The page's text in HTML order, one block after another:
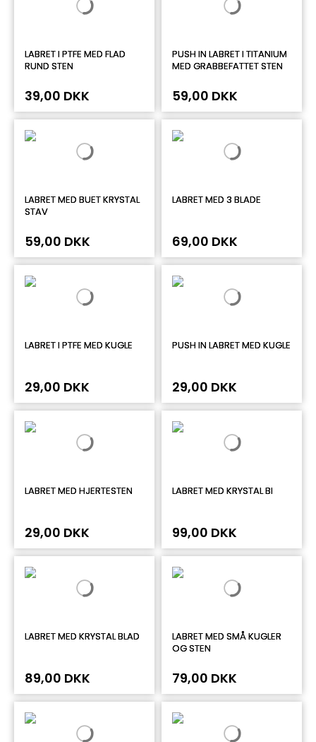
LABRET I PTFE MED FLAD
RUND STEN
39,00 DKK
PUSH IN LABRET I TITANIUM
MED GRABBEFATTET STEN
59,00 DKK
LABRET MED BUET KRYSTAL
STAV
59,00 DKK
LABRET MED 3 BLADE
69,00 DKK
LABRET I PTFE MED KUGLE
29,00 DKK
PUSH IN LABRET MED KUGLE
29,00 DKK
LABRET MED HJERTESTEN
29,00 DKK
LABRET MED KRYSTAL BI
99,00 DKK
LABRET MED KRYSTAL BLAD
89,00 DKK
LABRET MED SMÅ KUGLER
OG STEN
79,00 DKK